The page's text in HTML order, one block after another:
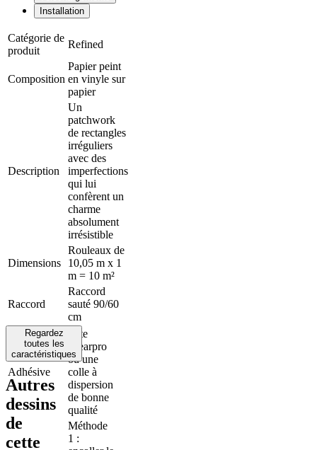
Installation
Catégorie de
produit
Refined
Composition
Papier peint
en vinyle sur
papier
Description
Un
patchwork
de rectangles
irréguliers
avec des
imperfections
qui lui
confèrent un
charme
absolument
irrésistible
Dimensions
Rouleaux de
10,05 m x 1
m = 10 m²
Raccord
Raccord
sauté 90/60
cm
Adhésive
Arte
Clearpro
ou une
colle à
dispersion
de bonne
qualité
Méthode
1 :
Regardez
toutes les
caractéristiques
Autres
dessins
de
cette